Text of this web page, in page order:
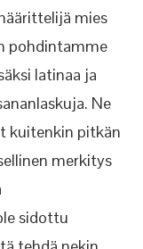
mies
pohdintamme
latinaa ja
Ne
kuitenkin pitkän
merkitys
sidottu